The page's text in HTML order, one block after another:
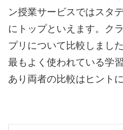
ン授業サービスではスタ
にトップといえます。ク
プリについて比較しまし
最もよく使われている学
あり両者の比較はヒント